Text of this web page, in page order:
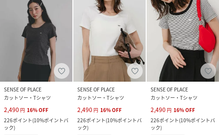
SENSE OF PLACE
カットソー・Tシャツ
2,490 円 16%OFF
226ポイント(10%ポイントバ
ック)
SENSE OF PLACE
カットソー・Tシャツ
2,490 円 16%OFF
226ポイント(10%ポイントバ
ック)
SENSE OF PLACE
カットソー・Tシャツ
2,490 円 16%OFF
226ポイント(10%ポイントバ
ック)